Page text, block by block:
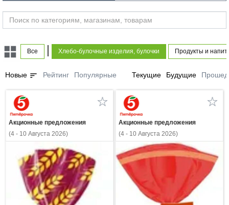
Все Хлебо-булочные изделия, булочки Продукты и
Новые sort Рейтинг Популярные Текущие Будущие
Акционные предложения
(4 - 10 Августа 2026)
Акционные предложения
(4 - 10 Августа 2026)